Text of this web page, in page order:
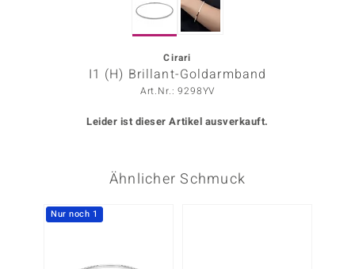
Cirari
I1 (H) Brillant-Goldarmband
Art.Nr.: 9298YV
Leider ist dieser Artikel ausverkauft.
Ähnlicher Schmuck
Nur noch 1